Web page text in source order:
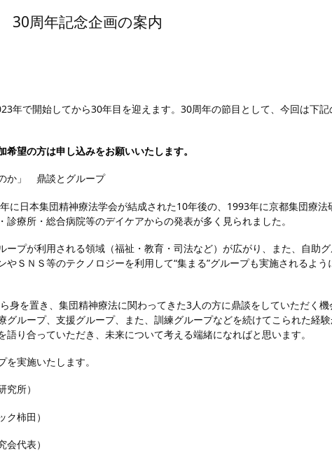
30周年記念企画の案内
年で開始してから30年目を迎えます。30周年の節目として、今回は下
希望の方は申し込みをお願いいたします。
のか」 鼎談とグループ
に日本集団精神療法学会が結成された10年後の、1993年に京都集団療法
療所・総合病院等のデイケアからの発表が多く見られました。
ープが利用される領域（福祉・教育・司法など）が広がり、また、自助
ＳＮＳ等のテクノロジーを利用して“集まる”グループも実施されるよう
身を置き、集団精神療法に関わってきた3人の方に鼎談をしていただく機
グループ、支援グループ、また、訓練グループなどを続けてこられた経
り合っていただき、未来について考える端緒になればと思います。
実施いたします。
所）
柿田）
代表）